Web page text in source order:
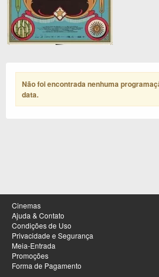
Não foi encontrada nenhuma
data.
Cinemas
Ajuda & Contato
Condições de Uso
Privacidade e Segurança
Meia-Entrada
Promoções
Forma de Pagamento